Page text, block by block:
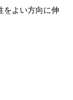
をよい方向に伸